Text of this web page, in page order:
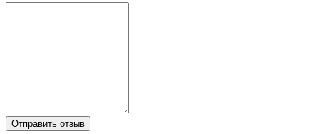
Отправить отзыв